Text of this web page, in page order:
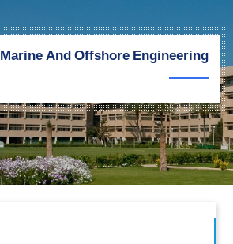
Marine And Offshore Engineering